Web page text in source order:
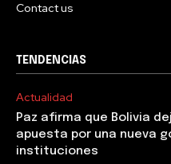
Contact us
TENDENCIAS
Actualidad
Paz afirma que Bolivia
apuesta por una nueva
instituciones